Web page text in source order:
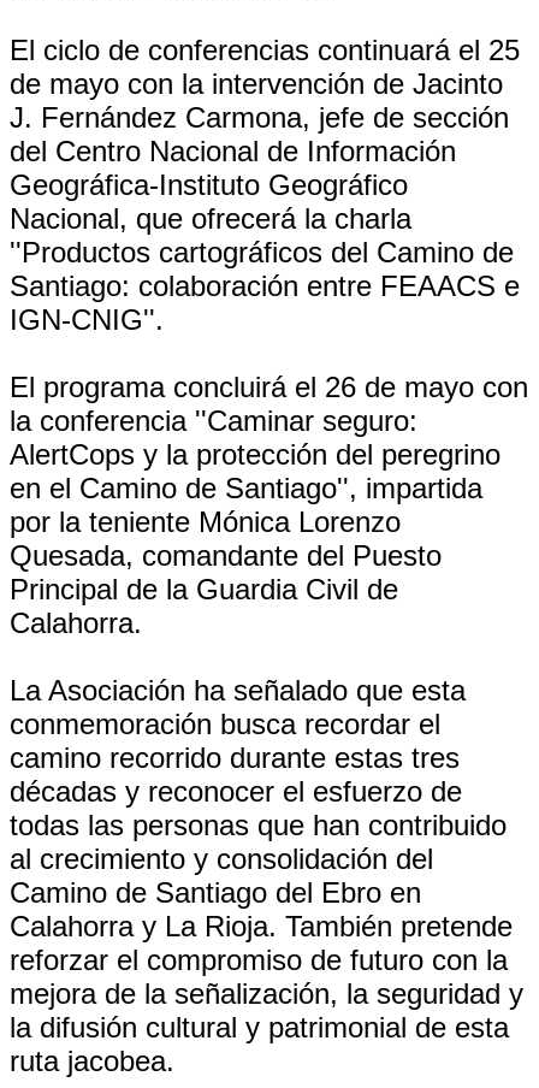
El ciclo de conferencias continuará el 25
de mayo con la intervención de Jacinto
J. Fernández Carmona, jefe de sección
del Centro Nacional de Información
Geográfica-Instituto Geográfico
Nacional, que ofrecerá la charla
''Productos cartográficos del Camino de
Santiago: colaboración entre FEAACS e
IGN-CNIG''.
El programa concluirá el 26 de mayo con
la conferencia ''Caminar seguro:
AlertCops y la protección del peregrino
en el Camino de Santiago'', impartida
por la teniente Mónica Lorenzo
Quesada, comandante del Puesto
Principal de la Guardia Civil de
Calahorra.
La Asociación ha señalado que esta
conmemoración busca recordar el
camino recorrido durante estas tres
décadas y reconocer el esfuerzo de
todas las personas que han contribuido
al crecimiento y consolidación del
Camino de Santiago del Ebro en
Calahorra y La Rioja. También pretende
reforzar el compromiso de futuro con la
mejora de la señalización, la seguridad y
la difusión cultural y patrimonial de esta
ruta jacobea.